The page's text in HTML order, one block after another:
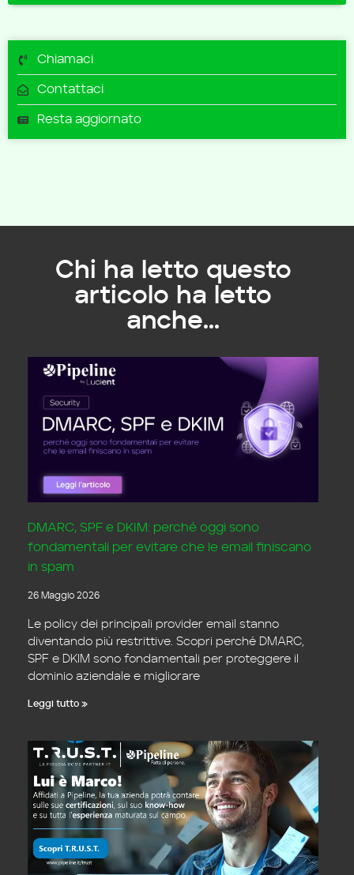
Chiamaci
Contattaci
Resta aggiornato
Chi ha letto questo
articolo ha letto
anche...
DMARC, SPF e DKIM: perché oggi sono
fondamentali per evitare che le email finiscano
in spam
26 Maggio 2026
Le policy dei principali provider email stanno
diventando più restrittive. Scopri perché DMARC,
SPF e DKIM sono fondamentali per proteggere il
dominio aziendale e migliorare
Leggi tutto »